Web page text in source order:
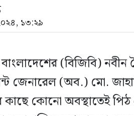
১৩:২৯
বাংলাদেশের (বিজিবি) নবীন
জেনারেল (অব.) মো.
কাছে কোনো অবস্থাতেই